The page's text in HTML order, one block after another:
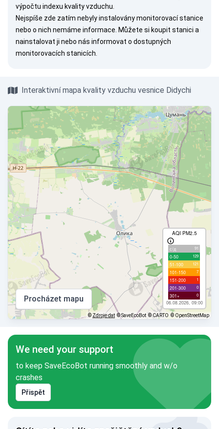
výpočtu indexu kvality vzduchu.
Nejspíše zde zatím nebyly instalovány monitorovací stanice
nebo o nich nemáme informace. Můžete si koupit stanici a
nainstalovat ji nebo nás informovat o dostupných
monitorovacích stanicích.
Interaktivní mapa kvality vzduchu vesnice Didychi
AQI PM2.5
с/д 91
0-50 129
51-100 121
101-150 7
151-200 1
201-300 0
301+ 0
06.08.2026, 09:00
Procházet mapu
© Zdroje dat © SaveEcoBot © CARTO © OpenStreetMap
We need your support
to keep SaveEcoBot running smoothly and w/o
crashes
Přispět